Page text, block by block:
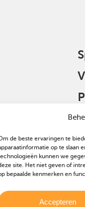
de beste ervaringen te
op te slaan
kunnen we
site. Het niet geven of
bepaalde kenmerken en
Accepteren